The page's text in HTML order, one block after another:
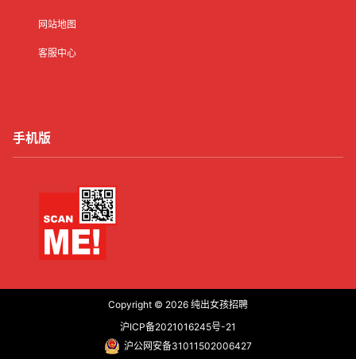
网站地图
客服中心
手机版
Copyright © 2026 纯出女孩招聘
沪ICP备2021016245号-21
沪公网安备31011502006427